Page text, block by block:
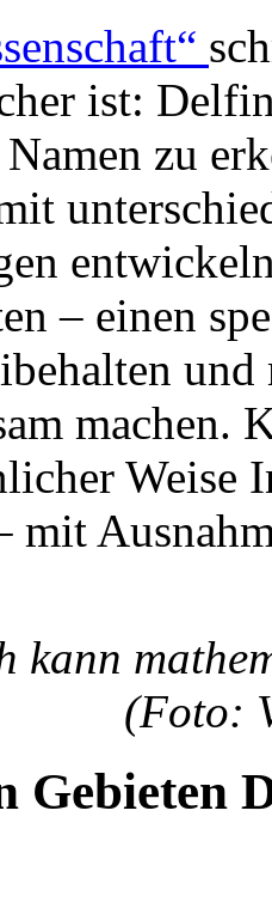
ist:
zu
– einen
machen.
Weise
mit
kann
(Foto:
Gebieten